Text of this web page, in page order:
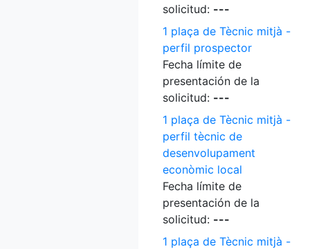
solicitud: ---
1 plaça de Tècnic mitjà -
perfil prospector
Fecha límite de
presentación de la
solicitud: ---
1 plaça de Tècnic mitjà -
perfil tècnic de
desenvolupament
econòmic local
Fecha límite de
presentación de la
solicitud: ---
1 plaça de Tècnic mitjà -